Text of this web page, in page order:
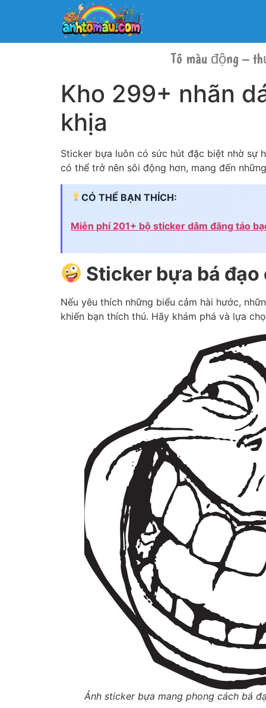
Tô màu động –
Kho 299+ nhãn
khịa
Sticker bựa luôn có sức hút đặc biệt nhờ sự
có thể trở nên sôi động hơn, mang đến
CÓ THỂ BẠN THÍCH:
Miễn phí 201+ bộ sticker dâm đãng táo
Sticker bựa bá
Nếu yêu thích những biểu cảm hài hước,
khiến bạn thích thú. Hãy khám phá và lựa
Ảnh sticker bựa mang phong cách bá